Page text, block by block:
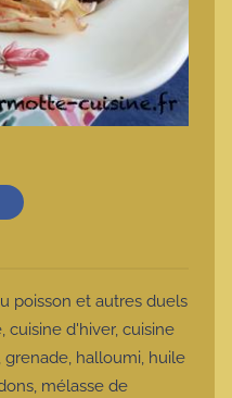
poisson et autres duels
, cuisine d'hiver, cuisine
, grenade, halloumi, huile
, mélasse de